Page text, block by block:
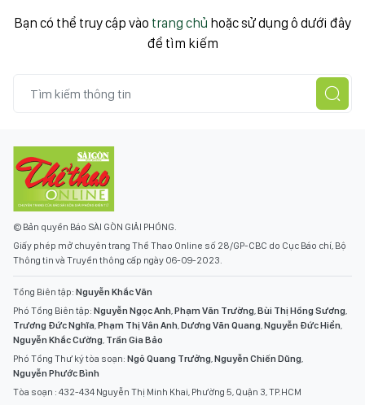
Bạn có thể truy cập vào trang chủ hoặc sử dụng ô dưới đây
để tìm kiếm
© Bản quyền Báo SÀI GÒN GIẢI PHÓNG.
Giấy phép mở chuyên trang Thể Thao Online số 28/GP-CBC do Cục Báo chí, Bộ
Thông tin và Truyền thông cấp ngày 06-09-2023.
Tổng Biên tập: Nguyễn Khắc Văn
Phó Tổng Biên tập: Nguyễn Ngọc Anh,Phạm Văn Trường,Bùi Thị Hồng Sương,
Trương Đức Nghĩa,Phạm Thị Vân Anh,Dương Văn Quang,Nguyễn Đức Hiển,
Nguyễn Khắc Cường, Trần Gia Bảo
Phó Tổng Thư ký tòa soạn: Ngô Quang Trưởng,Nguyễn Chiến Dũng,
Nguyễn Phước Bình
Tòa soạn : 432-434 Nguyễn Thị Minh Khai, Phường 5, Quận 3, TP.HCM